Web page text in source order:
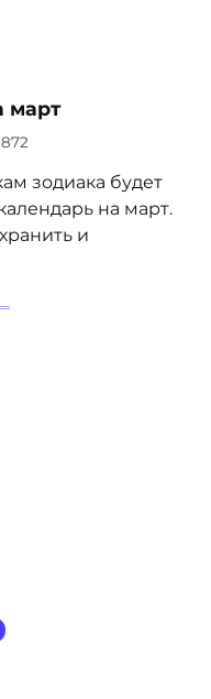
март
872
зодиака будет
на март.
и